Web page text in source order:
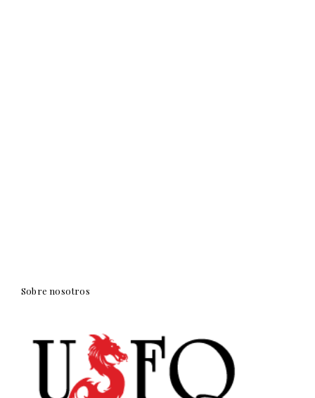
Sobre nosotros